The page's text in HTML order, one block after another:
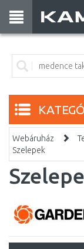
Webáruház
Szelepek